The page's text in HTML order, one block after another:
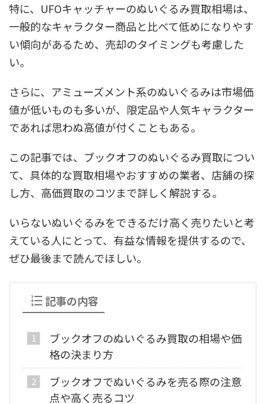
特に、UFOキャッチャーのぬいぐるみ買取相場は、
一般的なキャラクター商品と比べて低めになりやす
い傾向があるため、売却のタイミングも考慮した
い。
さらに、アミューズメント系のぬいぐるみは市場価
値が低いものも多いが、限定品や人気キャラクター
であれば思わぬ高値が付くこともある。
この記事では、ブックオフのぬいぐるみ買取につい
て、具体的な買取相場やおすすめの業者、店舗の探
し方、高価買取のコツまで詳しく解説する。
いらないぬいぐるみをできるだけ高く売りたいと考
えている人にとって、有益な情報を提供するので、
ぜひ最後まで読んでほしい。
記事の内容
ブックオフのぬいぐるみ買取の相場や価
格の決まり方
ブックオフでぬいぐるみを売る際の注意
点や高く売るコツ